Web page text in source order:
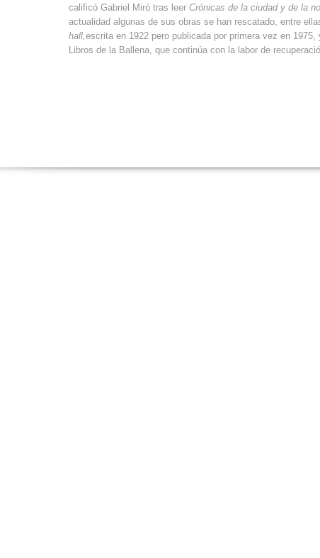
calificó Gabriel Miró tras leer Crónicas de la ciudad y de la
actualidad algunas de sus obras se han rescatado, entre
hall,escrita en 1922 pero publicada por primera vez en 1975,
Libros de la Ballena, que continúa con la labor de